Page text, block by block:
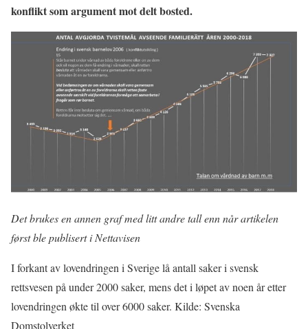
konflikt som argument mot delt bosted.
Det brukes en annen graf med litt andre tall enn når artikelen
først ble publisert i Nettavisen
I forkant av lovendringen i Sverige lå antall saker i svensk
rettsvesen på under 2000 saker, mens det i løpet av noen år etter
lovendringen økte til over 6000 saker. Kilde: Svenska
Domstolverket